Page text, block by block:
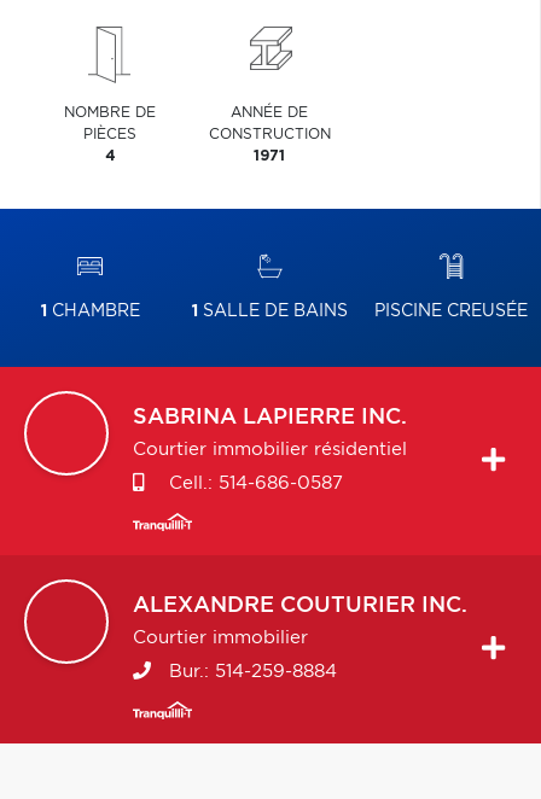
NOMBRE DE
PIÈCES
4
ANNÉE DE
CONSTRUCTION
1971
1 CHAMBRE 1 SALLE DE BAINS PISCINE CREUSÉE
SABRINA LAPIERRE INC.
Courtier immobilier résidentiel
Cell.: 514-686-0587
ALEXANDRE COUTURIER INC.
Courtier immobilier
Bur.: 514-259-8884